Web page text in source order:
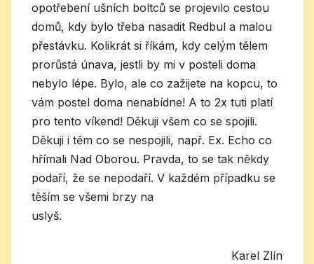
opotřebení ušních boltců se projevilo cestou
domů, kdy bylo třeba nasadit Redbul a malou
přestávku. Kolikrát si říkám, kdy celým tělem
prorůstá únava, jestli by mi v posteli doma
nebylo lépe. Bylo, ale co zažijete na kopcu, to
vám postel doma nenabídne! A to 2x tuti platí
pro tento víkend! Děkuji všem co se spojili.
Děkuji i těm co se nespojili, např. Ex. Echo co
hřímali Nad Oborou. Pravda, to se tak někdy
podaří, že se nepodaří. V každém případku se
těším se všemi brzy na
uslyš.
Karel Zlín